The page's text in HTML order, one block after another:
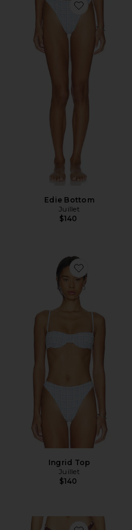
Favorite Edie
Edie Bottom
Juillet
$140
Favorite Ingrid
Ingrid Top
Juillet
$140